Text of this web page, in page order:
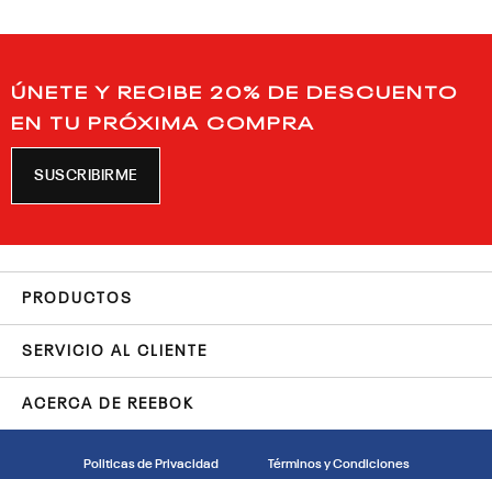
ÚNETE Y RECIBE 20% DE DESCUENTO
EN TU PRÓXIMA COMPRA
SUSCRIBIRME
PRODUCTOS
SERVICIO AL CLIENTE
ACERCA DE REEBOK
Politicas de Privacidad Términos y Condiciones